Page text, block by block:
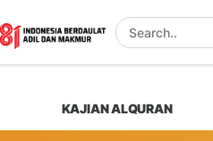
KAJIAN ALQURAN